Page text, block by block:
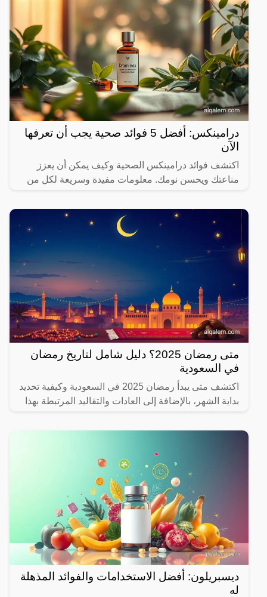
درامينكس: أفضل 5 فوائد صحية يجب أن تعرفها
الآن
اكتشف فوائد درامينكس الصحية وكيف يمكن أن يعزز
مناعتك ويحسن نومك. معلومات مفيدة وسريعة لكل من
متى رمضان 2025؟ دليل شامل لتاريخ رمضان
في السعودية
اكتشف متى يبدأ رمضان 2025 في السعودية وكيفية تحديد
بداية الشهر، بالإضافة إلى العادات والتقاليد المرتبطة بهذا
ديسبريلون: أفضل الاستخدامات والفوائد المذهلة
له